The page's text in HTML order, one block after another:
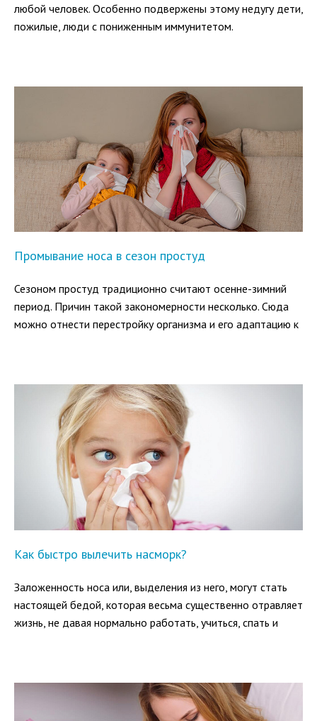
любой человек. Особенно подвержены этому недугу дети,
пожилые, люди с пониженным иммунитетом.
Промывание носа в сезон простуд
Сезоном простуд традиционно считают осенне-зимний
период. Причин такой закономерности несколько. Сюда
можно отнести перестройку организма и его адаптацию к
Как быстро вылечить насморк?
Заложенность носа или, выделения из него, могут стать
настоящей бедой, которая весьма существенно отравляет
жизнь, не давая нормально работать, учиться, спать и